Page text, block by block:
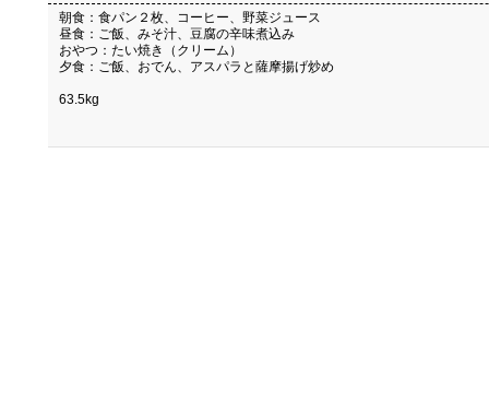
朝食：食パン２枚、コーヒー、野菜ジュース
昼食：ご飯、みそ汁、豆腐の辛味煮込み
おやつ：たい焼き（クリーム）
夕食：ご飯、おでん、アスパラと薩摩揚げ炒め
63.5kg